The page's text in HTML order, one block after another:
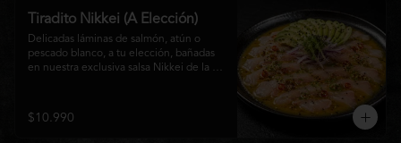
Tiradito Nikkei (A Elección)
Delicadas láminas de salmón, atún o
pescado blanco, a tu elección, bañadas
en nuestra exclusiva salsa Nikkei de la
palta, cebolla morada, ají fresco, brotes y
sésamo, ofreciendo una experiencia
$10.990